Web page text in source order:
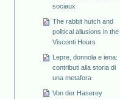
sociaux
The rabbit hutch and
political allusions in the
Visconti Hours
Lepre, donnola e iena:
contributi alla storia di
una metafora
Von der Haserey